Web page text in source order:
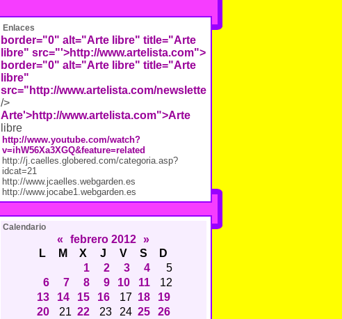
Enlaces
border="0" alt="Arte libre" title="Arte
libre" src="'>http://www.artelista.com">
border="0" alt="Arte libre" title="Arte
libre"
src=" http://www.artelista.com/newsletter/images/repositorio/7/2/
/>
Arte'>http://www.artelista.com">Arte
libre
http://www.youtube.com/watch?
v=ihW56Xa3XGQ&feature=related
http://j.caelles.globered.com/categoria.asp?
idcat=21
http://www.jcaelles.webgarden.es
http://www.jocabe1.webgarden.es
Calendario
« febrero 2012
»
L
M X J V S
D
1
2 3 4
5
6
7 8 9 10 11
12
13
14 15 16 17 18
19
20
21 22 23 24 25
26